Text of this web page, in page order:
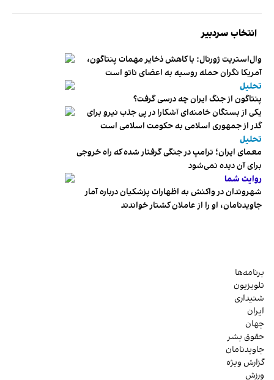
انتخاب سردبیر
وال‌استریت ژورنال: با کاهش ذخایر مهمات پنتاگون،
آمریکا نگران حمله روسیه به اعضای ناتو‌ است
تحلیل
پنتاگون از جنگ ایران چه درسی گرفت؟
یکی از بستگان خامنه‌ای آشکارا در پی جذب نیرو برای
گذر از جمهوری اسلامی به حکومت اسلامی است
تحلیل
معمای ایران؛ ترامپ در جنگی گرفتار شده که راه خروجی
برای آن دیده نمی‌شود
روایت شما
شهروندان در واکنش به اظهارات پزشکیان درباره آمار
جاویدنامان، او را از عاملان کشتار خواندند
برنامه‌ها
تلویزیون
شنیداری
ایران
جهان
حقوق بشر
جاویدنامان
گزارش ویژه
ورزش